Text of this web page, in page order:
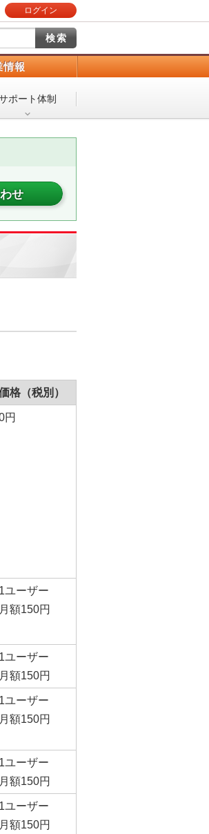
ログイン
情報
ポート体制
せ
格（税別）
円
1ユーザー
月額150円
1ユーザー
月額150円
1ユーザー
月額150円
1ユーザー
月額150円
1ユーザー
月額150円